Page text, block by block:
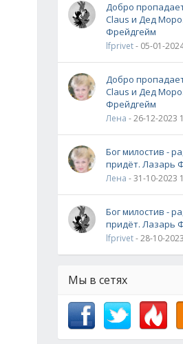
Добро
Claus и Дед
Фрейдгейм
lfprivet- 05-01-
Добро
Claus и Дед
Фрейдгейм
Лена - 26-12-2023
Бог милостив -
придёт. Лазарь
Лена - 31-10-2023
Бог милостив -
придёт. Лазарь
lfprivet- 28-10-
Мы в сетях